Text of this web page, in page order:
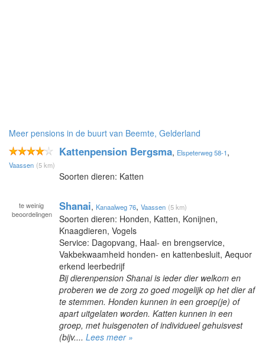
Meer pensions in de buurt van Beemte, Gelderland
Kattenpension Bergsma, Elspeterweg 58-1,
Vaassen (5 km)
Soorten dieren: Katten
te weinig
beoordelingen
Shanai, Kanaalweg 76, Vaassen (5 km)
Soorten dieren: Honden, Katten, Konijnen,
Knaagdieren, Vogels
Service: Dagopvang, Haal- en brengservice,
Vakbekwaamheid honden- en kattenbesluit, Aequor
erkend leerbedrijf
Bij dierenpension Shanai is ieder dier welkom en
proberen we de zorg zo goed mogelijk op het dier af
te stemmen. Honden kunnen in een groep(je) of
apart uitgelaten worden. Katten kunnen in een
groep, met huisgenoten of individueel gehuisvest
(bijv.... Lees meer »